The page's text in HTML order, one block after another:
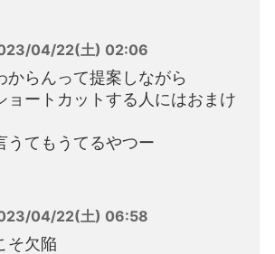
04/22(土) 02:06
からんって提案しながら
ョートカットする人にはおまけ
うてもうてるやつー
04/22(土) 06:58
そ欠陥